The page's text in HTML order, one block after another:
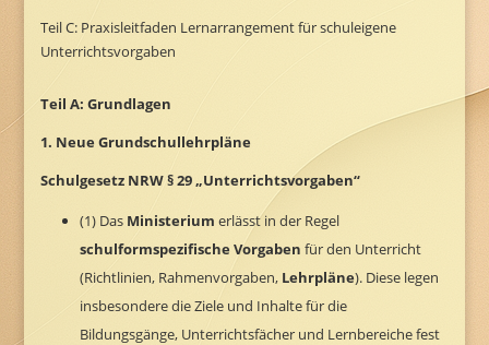
Teil C: Praxisleitfaden Lernarrangement für schuleigene
Unterrichtsvorgaben
Teil A: Grundlagen
1. Neue Grundschullehrpläne
Schulgesetz NRW § 29 „Unterrichtsvorgaben“
(1) Das Ministeriumerlässt in der Regel
schulformspezifische Vorgabenfür den Unterricht
(Richtlinien, Rahmenvorgaben, Lehrpläne). Diese legen
insbesondere die Ziele und Inhalte für die
Bildungsgänge, Unterrichtsfächer und Lernbereiche fest